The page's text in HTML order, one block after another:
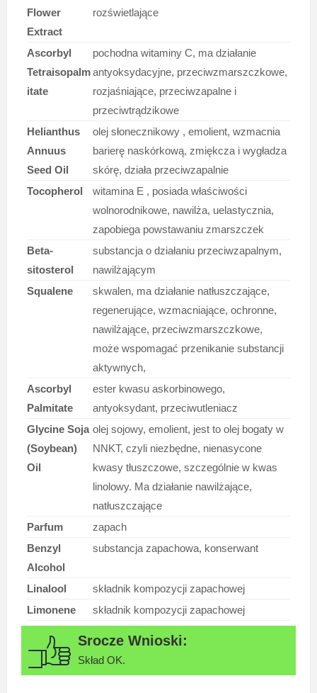
Flower
Extract
rozświetlające
Ascorbyl
Tetraisopalm
itate
pochodna witaminy C, ma działanie
antyoksydacyjne, przeciwzmarszczkowe,
rozjaśniające, przeciwzapalne i
przeciwtrądzikowe
Helianthus
Annuus
Seed Oil
olej słonecznikowy , emolient, wzmacnia
barierę naskórkową, zmiękcza i wygładza
skórę, działa przeciwzapalnie
Tocopherol
witamina E , posiada właściwości
wolnorodnikowe, nawilża, uelastycznia,
zapobiega powstawaniu zmarszczek
Beta-
sitosterol
substancja o działaniu przeciwzapalnym,
nawilżającym
Squalene
skwalen, ma działanie natłuszczające,
regenerujące, wzmacniające, ochronne,
nawilżające, przeciwzmarszczkowe,
może wspomagać przenikanie substancji
aktywnych,
Ascorbyl
Palmitate
ester kwasu askorbinowego,
antyoksydant, przeciwutleniacz
Glycine Soja
(Soybean)
Oil
olej sojowy, emolient, jest to olej bogaty w
NNKT, czyli niezbędne, nienasycone
kwasy tłuszczowe, szczególnie w kwas
linolowy. Ma działanie nawilżające,
natłuszczające
Parfum
zapach
Benzyl
Alcohol
substancja zapachowa, konserwant
Linalool
składnik kompozycji zapachowej
Limonene
składnik kompozycji zapachowej
Skład OK.